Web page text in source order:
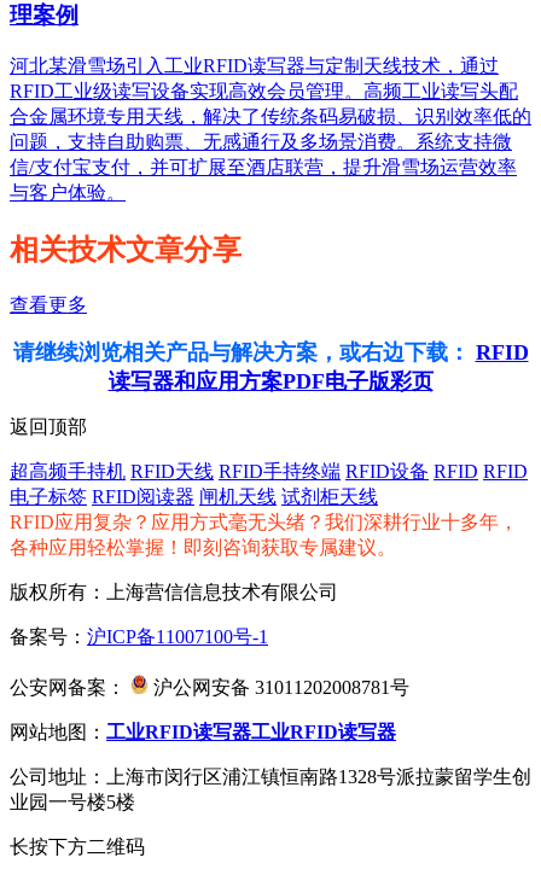
理案例
河北某滑雪场引入工业RFID读写器与定制天线技术，通过
RFID工业级读写设备实现高效会员管理。高频工业读写头配
合金属环境专用天线，解决了传统条码易破损、识别效率低的
问题，支持自助购票、无感通行及多场景消费。系统支持微
信/支付宝支付，并可扩展至酒店联营，提升滑雪场运营效率
与客户体验。
相关技术文章分享
查看更多
请继续浏览相关产品与解决方案，或右边下载： RFID
读写器和应用方案PDF电子版彩页
返回顶部
超高频手持机 RFID天线 RFID手持终端 RFID设备 RFID RFID
电子标签 RFID阅读器 闸机天线 试剂柜天线
RFID应用复杂？应用方式毫无头绪？我们深耕行业十多年，
各种应用轻松掌握！即刻咨询获取专属建议。
版权所有：上海营信信息技术有限公司
备案号： 沪ICP备11007100号-1
公安网备案： 沪公网安备 31011202008781号
网站地图： 工业RFID读写器工业RFID读写器
公司地址：上海市闵行区浦江镇恒南路1328号派拉蒙留学生创
业园一号楼5楼
长按下方二维码